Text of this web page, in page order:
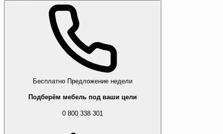
Бесплатно Предложение недели
Подберём мебель под ваши цели
0 800 338 301